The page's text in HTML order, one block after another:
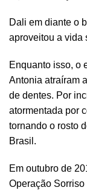
Dali em diante o
aproveitou a vida
Enquanto isso, o
Antonia atraíram
de dentes. Por
atormentada por
tornando o rosto
Brasil.
Em outubro de
Operação